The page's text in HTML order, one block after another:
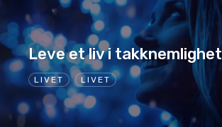
LIVET LIVET
Leve et liv i takknemlighet